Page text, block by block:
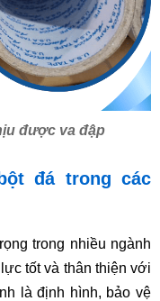
được va đập
đá trong các
trong nhiều ngành
tốt và thân thiện với
là định hình, bảo vệ